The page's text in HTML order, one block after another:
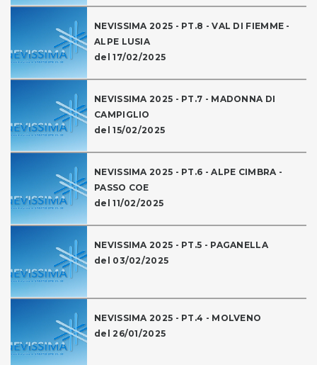
NEVISSIMA 2025 - PT.8 - VAL DI FIEMME -
ALPE LUSIA
del 17/02/2025
NEVISSIMA 2025 - PT.7 - MADONNA DI
CAMPIGLIO
del 15/02/2025
NEVISSIMA 2025 - PT.6 - ALPE CIMBRA -
PASSO COE
del 11/02/2025
NEVISSIMA 2025 - PT.5 - PAGANELLA
del 03/02/2025
NEVISSIMA 2025 - PT.4 - MOLVENO
del 26/01/2025